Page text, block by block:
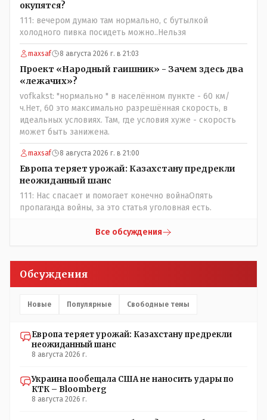
окупятся?
111: вечером думаю там нормально, с бутылкой
холодного пивка посидеть можно..Нельзя
maxsaf 8 августа 2026 г. в 21:03
Проект «Народный гаишник» - Зачем здесь два
«лежачих»?
vofkakst: "нормально " в населённом пункте - 60 км/
ч.Нет, 60 это максимально разрешённая скорость, в
идеальных условиях. Там, где условия хуже - скорость
может быть занижена.
maxsaf 8 августа 2026 г. в 21:00
Европа теряет урожай: Казахстану предрекли
неожиданный шанс
111: Нас спасает и помогает конечно войнаОпять
пропаганда войны, за это статья уголовная есть.
Все обсуждения
Обсуждения
Новые Популярные Свободные темы
Европа теряет урожай: Казахстану предрекли
неожиданный шанс
8 августа 2026 г.
Украина пообещала США не наносить удары по
КТК – Bloomberg
8 августа 2026 г.